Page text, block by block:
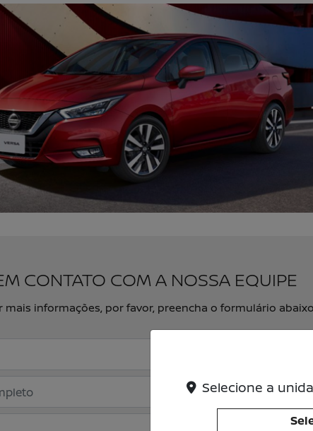
CONTATO COM A NOSSA EQUIPE
mais informações, por favor, preencha o formulário
Selecione a